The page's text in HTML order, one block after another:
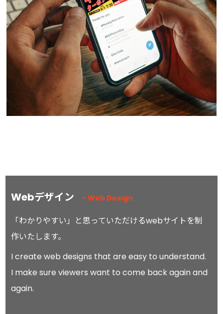
Webデザイン Web Design
「わかりやすい」と思っていただけるwebサイトを制
作いたします。
I create web designs that are easy to understand.
I make sure viewers want to come back again and
again.